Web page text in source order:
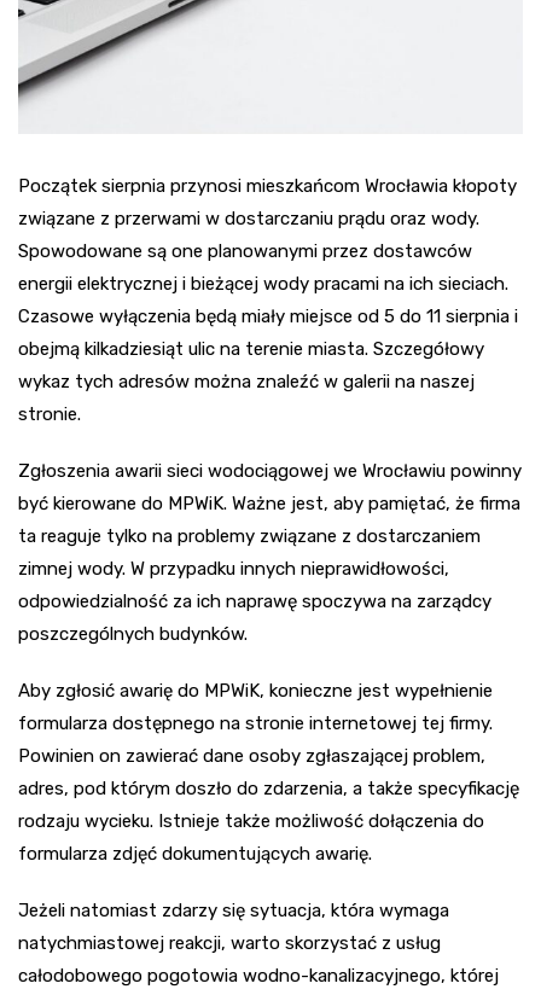
Początek sierpnia przynosi mieszkańcom Wrocławia kłopoty
związane z przerwami w dostarczaniu prądu oraz wody.
Spowodowane są one planowanymi przez dostawców
energii elektrycznej i bieżącej wody pracami na ich sieciach.
Czasowe wyłączenia będą miały miejsce od 5 do 11 sierpnia i
obejmą kilkadziesiąt ulic na terenie miasta. Szczegółowy
wykaz tych adresów można znaleźć w galerii na naszej
stronie.
Zgłoszenia awarii sieci wodociągowej we Wrocławiu powinny
być kierowane do MPWiK. Ważne jest, aby pamiętać, że firma
ta reaguje tylko na problemy związane z dostarczaniem
zimnej wody. W przypadku innych nieprawidłowości,
odpowiedzialność za ich naprawę spoczywa na zarządcy
poszczególnych budynków.
Aby zgłosić awarię do MPWiK, konieczne jest wypełnienie
formularza dostępnego na stronie internetowej tej firmy.
Powinien on zawierać dane osoby zgłaszającej problem,
adres, pod którym doszło do zdarzenia, a także specyfikację
rodzaju wycieku. Istnieje także możliwość dołączenia do
formularza zdjęć dokumentujących awarię.
Jeżeli natomiast zdarzy się sytuacja, która wymaga
natychmiastowej reakcji, warto skorzystać z usług
całodobowego pogotowia wodno-kanalizacyjnego, której